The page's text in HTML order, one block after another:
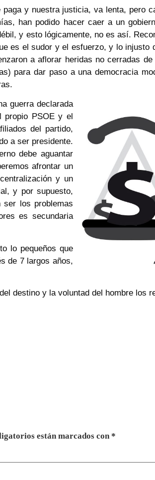
y nuestra justicia, va lenta, pero
han podido hacer caer a un
y esto lógicamente, no es así.
es el sudor y el esfuerzo, y lo injusto
a aflorar heridas no cerradas
para dar paso a una democracia
guerra declarada
propio PSOE y el
del partido,
a ser presidente.
debe aguantar
afrontar un
y un
y por supuesto,
ser los problemas
es secundaria
lo pequeños que
de 7 largos años,
destino y la voluntad del hombre los
están marcados con*